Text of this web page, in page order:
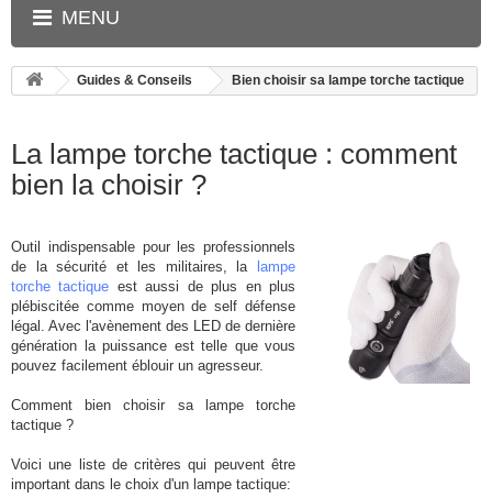
MENU
Guides & Conseils Bien choisir sa lampe torche tactique
La lampe torche tactique : comment
bien la choisir ?
Outil indispensable pour les professionnels
de la sécurité et les militaires, la
lampe
torche tactique est aussi de plus en plus
plébiscitée comme moyen de self défense
légal. Avec l'avènement des LED de dernière
génération la puissance est telle que vous
pouvez facilement éblouir un agresseur.
Comment bien choisir sa lampe torche
tactique ?
Voici une liste de critères qui peuvent être
important dans le choix d'un lampe tactique: